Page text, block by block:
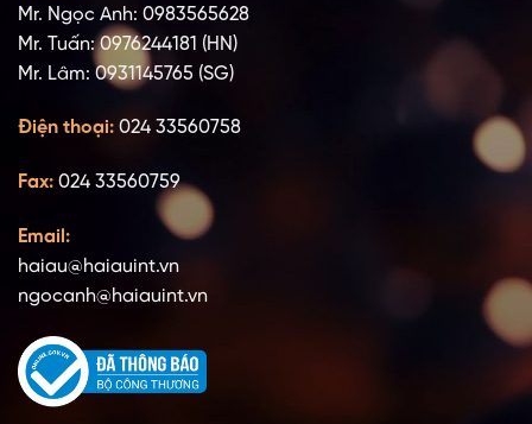
Mr. Ngọc Anh: 0983565628
Mr. Tuấn: 0976244181 (HN)
Mr. Lâm: 0931145765 (SG)
Điện thoại: 024 33560758
Fax: 024 33560759
Email:
haiau@haiauint.vn
ngocanh@haiauint.vn